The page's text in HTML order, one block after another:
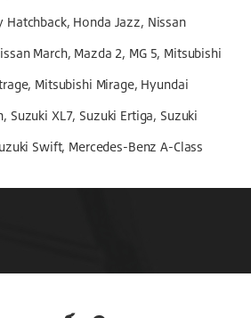
Hatchback, Honda Jazz, Nissan
March, Mazda 2, MG 5, Mitsubishi
Mitsubishi Mirage, Hyundai
Suzuki XL7, Suzuki Ertiga, Suzuki
Swift, Mercedes-Benz A-Class